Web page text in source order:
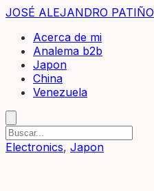
JOSÉ ALEJANDRO PATIÑO
Acerca de mi
Analema b2b
Japon
China
Venezuela
Electronics, Japon